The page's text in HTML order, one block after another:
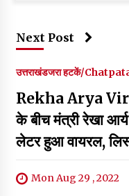
Next Post
उत्तराखंडजरा हटकें/
Rekha Arya
के बीच मंत्री रेखा
लेटर हुआ वायरल,
Mon Aug 29 , 2022